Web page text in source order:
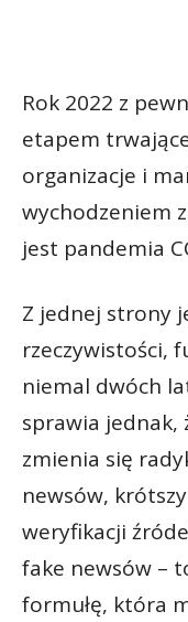
Rok 2022 z
etapem
organizacje i
wychodzeniem
jest pandemia
Z jednej strony
rzeczywistości,
niemal dwóch
sprawia jednak,
zmienia się
newsów,
weryfikacji
fake newsów –
formułę, która